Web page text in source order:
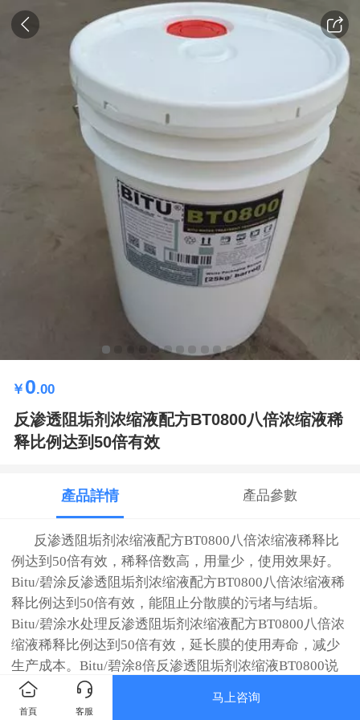
￥ 0.00
反渗透阻垢剂浓缩液配方BT0800八倍浓缩液稀
释比例达到50倍有效
產品詳情 產品參數
反渗透阻垢剂浓缩液配方BT0800八倍浓缩液稀释比
例达到50倍有效，稀释倍数高，用量少，使用效果好。
Bitu/碧涂反渗透阻垢剂浓缩液配方BT0800八倍浓缩液稀
释比例达到50倍有效，能阻止分散膜的污堵与结垢。
Bitu/碧涂水处理反渗透阻垢剂浓缩液配方BT0800八倍浓
缩液稀释比例达到50倍有效，延长膜的使用寿命，减少
生产成本。 Bitu/碧涂8倍反渗透阻垢剂浓缩液BT0800说
明。
首頁 客服
马上咨询